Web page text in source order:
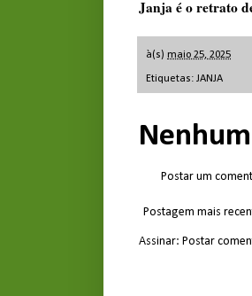
Janja é o retrato
à(s) maio 25, 2025
Etiquetas: JANJA
Postar um
Postagem mais
Assinar: Postar